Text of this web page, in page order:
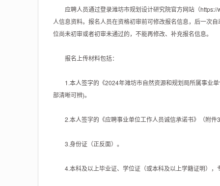
应聘人员通过登录潍坊市规划设计研究院官方网站（https://
人信息资料。报名人员在资格初审前可修改报名信息，后一次
位尚未初审或者初审未通过的，不能再修改、补充报名信息。
报名上传材料包括：
1.本人签字的《2024年潍坊市自然资源和规划局所属事业单
部清晰可辨)。
2.本人签字的《应聘事业单位工作人员诚信承诺书》（附件
3.身份证（正反面）。
4.本科及以上毕业证、学位证（或本科及以上学籍证明），